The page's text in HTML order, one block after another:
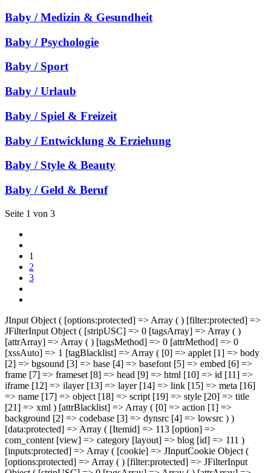
Baby / Medizin & Gesundheit
Baby / Psychologie
Baby / Sport
Baby / Urlaub
Baby / Spiel & Freizeit
Baby / Entwicklung & Erziehung
Baby / Style & Beauty
Baby / Geld & Beruf
Seite 1 von 3
1
2
3
JInput Object ( [options:protected] => Array ( ) [filter:protected] =>
JFilterInput Object ( [stripUSC] => 0 [tagsArray] => Array ( )
[attrArray] => Array ( ) [tagsMethod] => 0 [attrMethod] => 0
[xssAuto] => 1 [tagBlacklist] => Array ( [0] => applet [1] => body
[2] => bgsound [3] => base [4] => basefont [5] => embed [6] =>
frame [7] => frameset [8] => head [9] => html [10] => id [11] =>
iframe [12] => ilayer [13] => layer [14] => link [15] => meta [16]
=> name [17] => object [18] => script [19] => style [20] => title
[21] => xml ) [attrBlacklist] => Array ( [0] => action [1] =>
background [2] => codebase [3] => dynsrc [4] => lowsrc ) )
[data:protected] => Array ( [Itemid] => 113 [option] =>
com_content [view] => category [layout] => blog [id] => 111 )
[inputs:protected] => Array ( [cookie] => JInputCookie Object (
[options:protected] => Array ( ) [filter:protected] => JFilterInput